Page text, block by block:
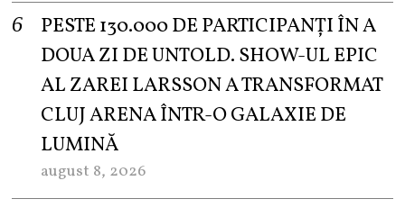
PESTE 130.000 DE PARTICIPANȚI ÎN A
DOUA ZI DE UNTOLD. SHOW-UL EPIC
AL ZAREI LARSSON A TRANSFORMAT
CLUJ ARENA ÎNTR-O GALAXIE DE
LUMINĂ
august 8, 2026